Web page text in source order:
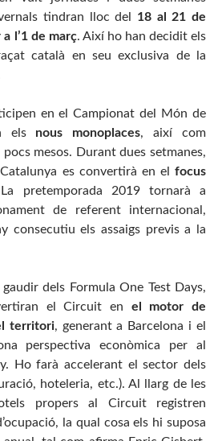
tindran lloc del 18 al 21 de
l’1 de març. Així ho han decidit els
català en seu exclusiva de la
en el Campionat del Món de
els nous monoplaces, així com
pocs mesos. Durant dues setmanes,
es convertirà en el focus
pretemporada 2019 tornarà a
de referent internacional,
consecutiu els assaigs previs a la
dels Formula One Test Days,
elCircuit en el motor de
territori, generant a Barcelona i el
perspectiva econòmica per al
Ho farà accelerant el sector dels
hoteleria, etc.). Al llarg de les
propers al Circuitregistren
la qual cosa els hi suposa